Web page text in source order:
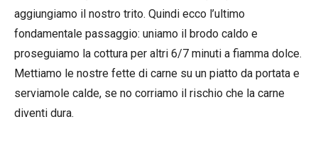
aggiungiamo il nostro trito. Quindi ecco l’ultimo
fondamentale passaggio: uniamo il brodo caldo e
proseguiamo la cottura per altri 6/7 minuti a fiamma dolce.
Mettiamo le nostre fette di carne su un piatto da portata e
serviamole calde, se no corriamo il rischio che la carne
diventi dura.